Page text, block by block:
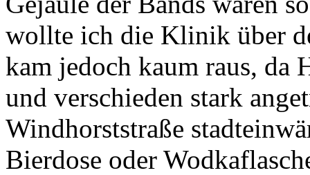
wollte ich die Klinik über
kam jedoch kaum raus, da
und verschieden stark
Windhorststraße
Bierdose oder